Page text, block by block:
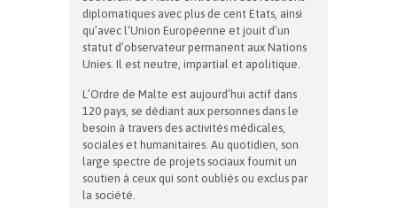
diplomatiques avec plus de cent Etats, ainsi
qu’avec l‘Union Européenne et jouit d’un
statut d’observateur permanent aux Nations
Unies. Il est neutre, impartial et apolitique.
L’Ordre de Malte est aujourd’hui actif dans
120 pays, se dédiant aux personnes dans le
besoin à travers des activités médicales,
sociales et humanitaires. Au quotidien, son
large spectre de projets sociaux fournit un
soutien à ceux qui sont oubliés ou exclus par
la société.